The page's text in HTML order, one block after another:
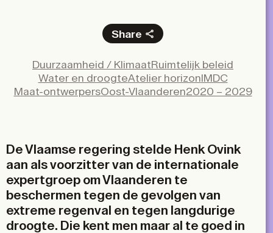
Share
X
LinkedIn
Duurzaamheid / KlimaatRuimtelijk beleid
Water en droogteAtelier horizonIMDC
Maat-ontwerpersOost-Vlaanderen2020 – 2029
De Vlaamse regering stelde Henk Ovink
aan als voorzitter van de internationale
expertgroep om Vlaanderen te
beschermen tegen de gevolgen van
extreme regenval en tegen langdurige
droogte. Die kent men maar al te goed in